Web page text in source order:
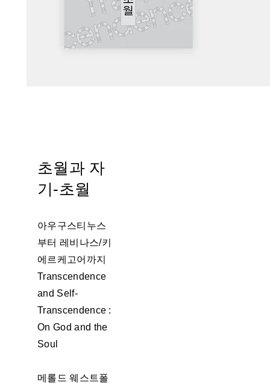
초월과 자
기-초월
아우구스티누스
부터 레비나스/키
에르케고어까지
Transcendence
and Self-
Transcendence :
On God and the
Soul
메롤드 웨스트폴